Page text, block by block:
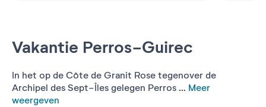
Vakantie Perros-Guirec
In het op de Côte de Granit Rose tegenover de
Archipel des Sept-Îles gelegen Perros ... Meer
weergeven